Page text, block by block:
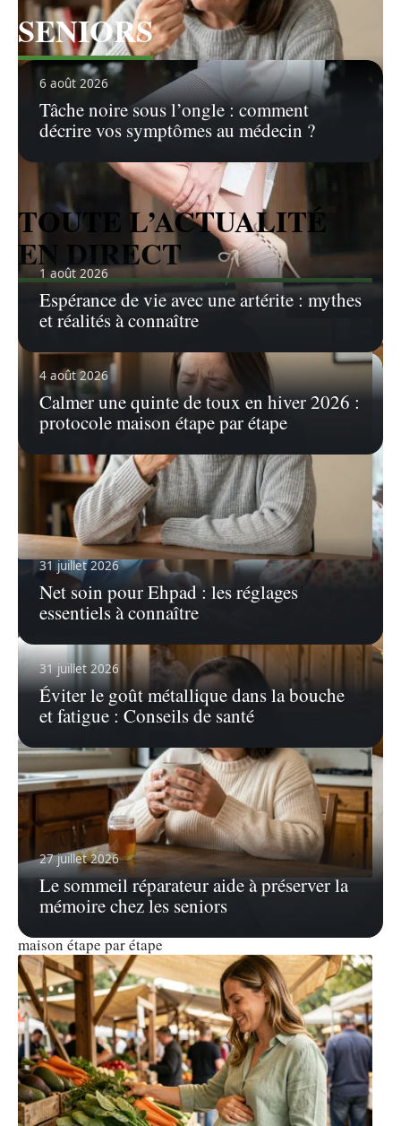
6 août 2026
Tâche noire sous l’ongle : comment
décrire vos symptômes au médecin ?
4 août 2026
Calmer une quinte de toux en hiver 2026 :
protocole maison étape par étape
31 juillet 2026
Éviter le goût métallique dans la bouche
et fatigue : Conseils de santé
SENIORS
1 août 2026
Espérance de vie avec une artérite : mythes
et réalités à connaître
31 juillet 2026
Net soin pour Ehpad : les réglages
essentiels à connaître
27 juillet 2026
Le sommeil réparateur aide à préserver la
mémoire chez les seniors
Voir tous les articles
TOUTE L’ACTUALITÉ
EN DIRECT
6 août 2026
Tâche noire sous l’ongle : comment décrire vos
symptômes au médecin ?
4 août 2026
Calmer une quinte de toux en hiver 2026 : protocole
maison étape par étape